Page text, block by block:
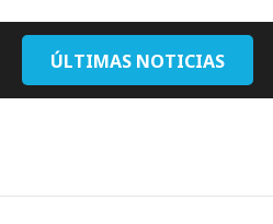
ÚLTIMAS NOTICIAS